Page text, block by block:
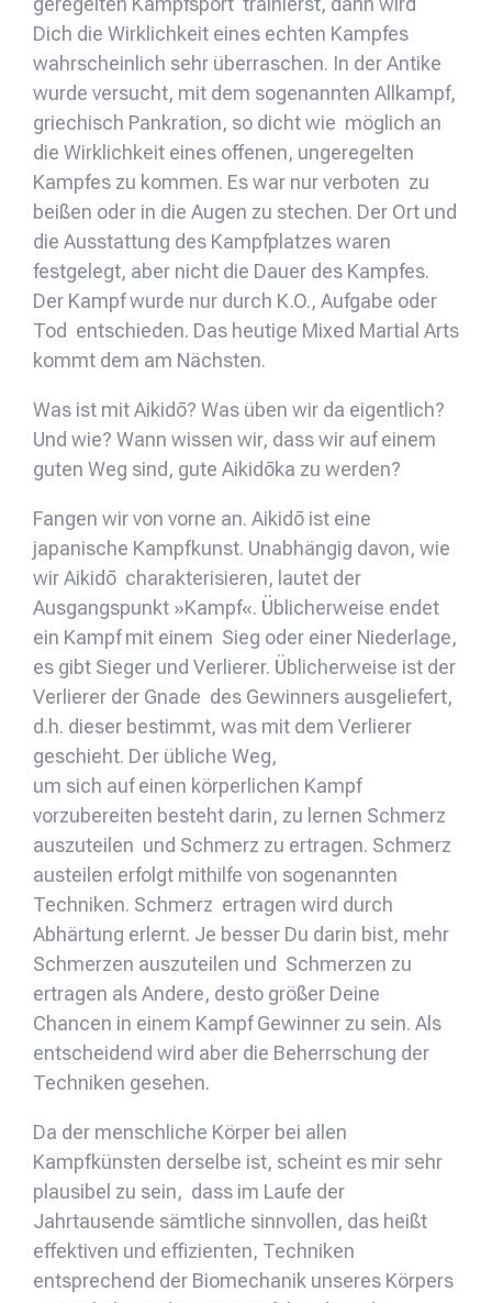
Dich die Wirklichkeit eines echten Kampfes
wahrscheinlich sehr überraschen. In der Antike
wurde versucht, mit dem sogenannten Allkampf,
griechisch Pankration, so dicht wie möglich an
die Wirklichkeit eines offenen, ungeregelten
Kampfes zu kommen. Es war nur verboten zu
beißen oder in die Augen zu stechen. Der Ort und
die Ausstattung des Kampfplatzes waren
festgelegt, aber nicht die Dauer des Kampfes.
Der Kampf wurde nur durch K.O., Aufgabe oder
Tod entschieden. Das heutige Mixed Martial Arts
kommt dem am Nächsten.
Was ist mit Aikidō? Was üben wir da eigentlich?
Und wie? Wann wissen wir, dass wir auf einem
guten Weg sind, gute Aikidōka zu werden?
Fangen wir von vorne an. Aikidō ist eine
japanische Kampfkunst. Unabhängig davon, wie
wir Aikidō charakterisieren, lautet der
Ausgangspunkt »Kampf«. Üblicherweise endet
ein Kampf mit einem Sieg oder einer Niederlage,
es gibt Sieger und Verlierer. Üblicherweise ist der
Verlierer der Gnade des Gewinners ausgeliefert,
d.h. dieser bestimmt, was mit dem Verlierer
geschieht. Der übliche Weg,
um sich auf einen körperlichen Kampf
vorzubereiten besteht darin, zu lernen Schmerz
auszuteilen und Schmerz zu ertragen. Schmerz
austeilen erfolgt mithilfe von sogenannten
Techniken. Schmerz ertragen wird durch
Abhärtung erlernt. Je besser Du darin bist, mehr
Schmerzen auszuteilen und Schmerzen zu
ertragen als Andere, desto größer Deine
Chancen in einem Kampf Gewinner zu sein. Als
entscheidend wird aber die Beherrschung der
Techniken gesehen.
Da der menschliche Körper bei allen
Kampfkünsten derselbe ist, scheint es mir sehr
plausibel zu sein, dass im Laufe der
Jahrtausende sämtliche sinnvollen, das heißt
effektiven und effizienten, Techniken
entsprechend der Biomechanik unseres Körpers